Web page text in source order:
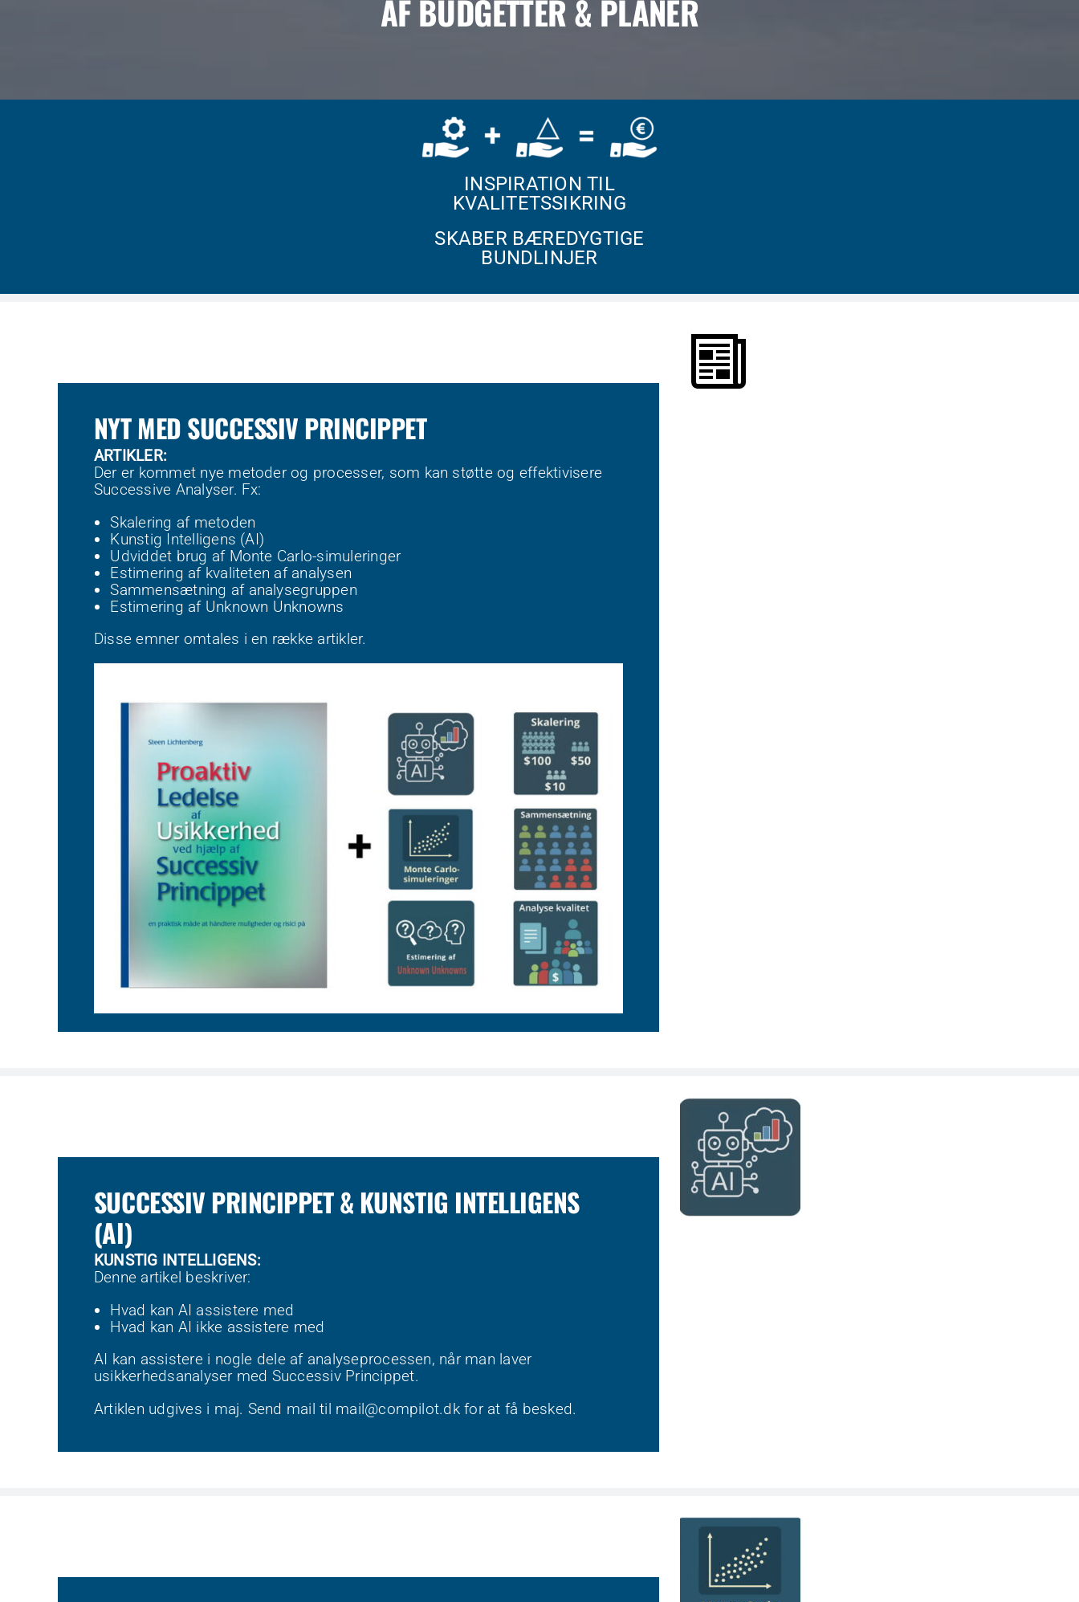
AF BUDGETTER & PLANER
INSPIRATION TIL
KVALITETSSIKRING
SKABER BÆREDYGTIGE
BUNDLINJER
NYT MED SUCCESSIV PRINCIPPET
ARTIKLER:
Der er kommet nye metoder og processer, som kan støtte og effektivisere
Successive Analyser. Fx:
Skalering af metoden
Kunstig Intelligens (AI)
Udviddet brug af Monte Carlo-simuleringer
Estimering af kvaliteten af analysen
Sammensætning af analysegruppen
Estimering af Unknown Unknowns
Disse emner omtales i en række artikler.
SUCCESSIV PRINCIPPET & KUNSTIG INTELLIGENS
(AI)
KUNSTIG INTELLIGENS:
Denne artikel beskriver:
Hvad kan AI assistere med
Hvad kan AI ikke assistere med
AI kan assistere i nogle dele af analyseprocessen, når man laver
usikkerhedsanalyser med Successiv Princippet.
Artiklen udgives i maj. Send mail til mail@compilot.dkfor at få besked.